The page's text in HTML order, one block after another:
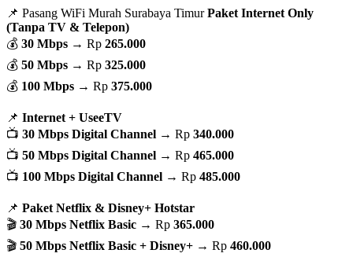
📌 Pasang WiFi Murah Surabaya TimurPaket Internet Only
(Tanpa TV & Telepon)
💰 30 Mbps → Rp 265.000
💰 50 Mbps → Rp 325.000
💰 100 Mbps → Rp 375.000
📌 Internet + UseeTV
📺 30 Mbps Digital Channel → Rp 340.000
📺 50 Mbps Digital Channel → Rp 465.000
📺 100 Mbps Digital Channel → Rp 485.000
📌 Paket Netflix & Disney+ Hotstar
🎬 30 Mbps Netflix Basic → Rp 365.000
🎬 50 Mbps Netflix Basic + Disney+ → Rp 460.000